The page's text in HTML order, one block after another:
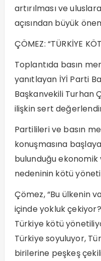
artırılması ve
açısından büyük
ÇÖMEZ: “TÜRKİYE
Toplantıda basın
yanıtlayan İYİ Parti
Başkanvekili Turhan
ilişkin sert
Partilileri ve basın
konuşmasına
bulunduğu
nedeninin kötü
Çömez, “Bu ülkenin
içinde yokluk
Türkiye kötü
Türkiye soyuluyor,
birilerine peşkeş